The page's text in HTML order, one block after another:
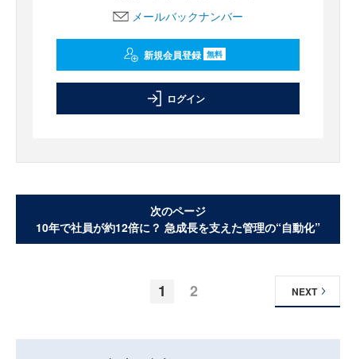
メールバックナンバー
新規会員登録 無料
ログイン
次のページ
10年で社員が約12倍に？ 急成長を支えた管理の“自動化”
1 2 NEXT